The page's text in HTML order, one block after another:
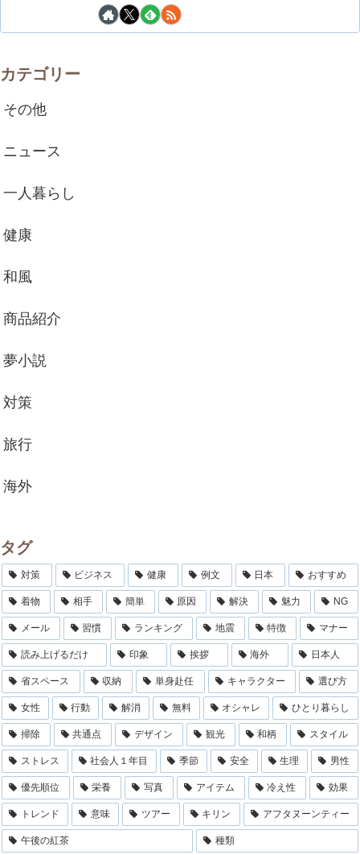
カテゴリー
その他
ニュース
一人暮らし
健康
和風
商品紹介
夢小説
対策
旅行
海外
タグ
対策 ビジネス 健康 例文 日本 おすすめ
着物 相手 簡単 原因 解決 魅力 NG
メール 習慣 ランキング 地震 特徴 マナー
読み上げるだけ 印象 挨拶 海外 日本人
省スペース 収納 単身赴任 キャラクター 選び方
女性 行動 解消 無料 オシャレ ひとり暮らし
掃除 共通点 デザイン 観光 和柄 スタイル
ストレス 社会人１年目 季節 安全 生理 男性
優先順位 栄養 写真 アイテム 冷え性 効果
トレンド 意味 ツアー キリン アフタヌーンティー
午後の紅茶 種類